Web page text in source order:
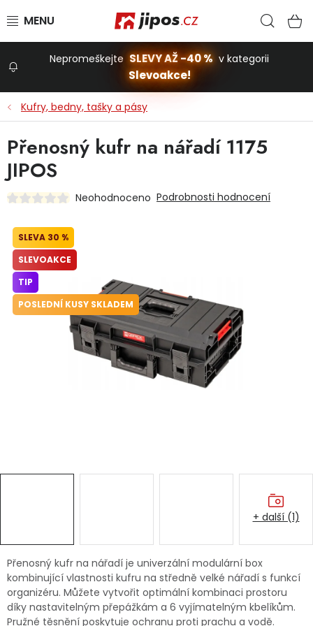
Stavba a dům
Dílna
Domácnost
Dětská hřiště
Značky
Nepromeškejte SLEVY AŽ -40 % v kategorii
Slevoakce!
Kufry, bedny, tašky a pásy
Přenosný kufr na nářadí je univerzální modulární box
kombinující vlastnosti kufru na středně velké nářadí s funkcí
organizéru. Můžete vytvořit optimální kombinaci prostoru
díky nastavitelným přepážkám a 6 vyjímatelným kbelíkům.
Pružné těsnění poskytuje ochranu proti prachu a vodě.
Přenosný kufr na nářadí 1175
JIPOS
Neohodnoceno Podrobnosti hodnocení
30 %
SLEVOAKCE
TIP
POSLEDNÍ KUSY SKLADEM
+ další (1)